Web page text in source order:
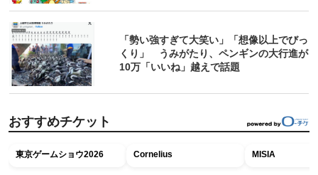
「勢い強すぎて大笑い」「想像以上でびっ
くり」 うみがたり、ペンギンの大行進が
10万「いいね」越えで話題
おすすめチケット
東京ゲームショウ2026 Cornelius MISIA